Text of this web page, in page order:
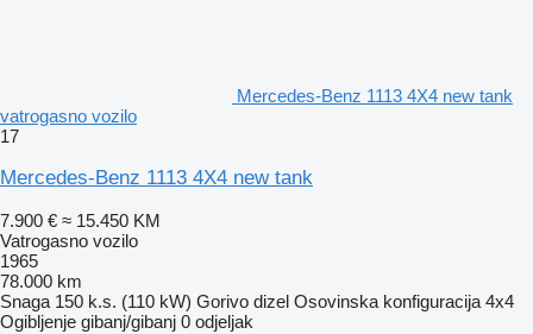
Mercedes-Benz 1113 4X4 new tank
vatrogasno vozilo
17
Mercedes-Benz 1113 4X4 new tank
7.900 € ≈ 15.450 KM
Vatrogasno vozilo
1965
78.000 km
Snaga 150 k.s. (110 kW) Gorivo dizel Osovinska konfiguracija 4x4
Ogibljenje gibanj/gibanj 0 odjeljak